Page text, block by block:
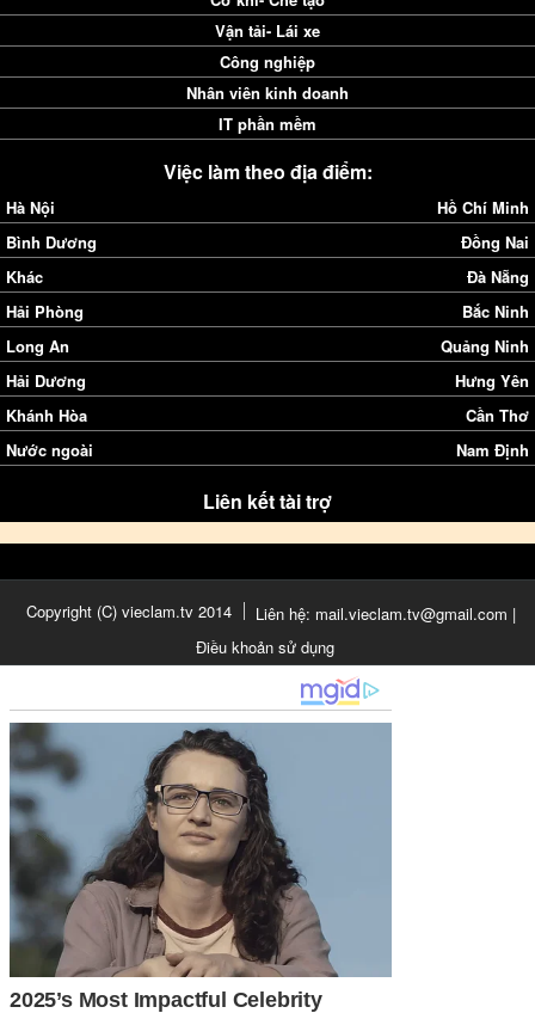
Vận tải- Lái xe
Công nghiệp
Nhân viên kinh doanh
IT phần mềm
Việc làm theo địa điểm:
Hà Nội
Hồ Chí Minh
Bình Dương
Đồng Nai
Khác
Đà Nẵng
Hải Phòng
Bắc Ninh
Long An
Quảng Ninh
Hải Dương
Hưng Yên
Khánh Hòa
Cần Thơ
Nước ngoài
Nam Định
Liên kết tài trợ
Copyright (C) vieclam.tv 2014
Liên hệ: mail.vieclam.tv@gmail.com |
Điều khoản sử dụng